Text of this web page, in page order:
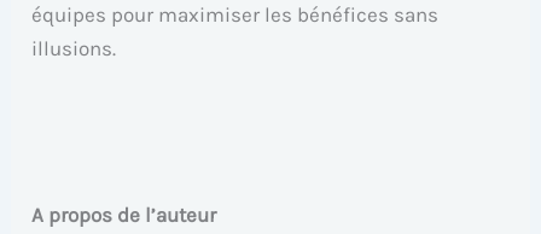
équipes pour maximiser les bénéfices sans
illusions.
A propos de l’auteur